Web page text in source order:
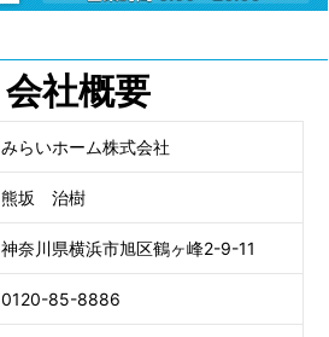
会社概要
みらいホーム株式会社
熊坂 治樹
神奈川県横浜市旭区鶴ヶ峰2-9-11
0120-85-8886